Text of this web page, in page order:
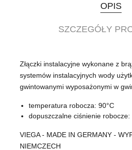
OPIS
SZCZEGÓŁY
Złączki instalacyjne wykonane z
systemów instalacyjnych wody
gwintowanymi wyposażonymi w
temperatura robocza: 90°C
dopuszczalne ciśnienie robocze:
VIEGA - MADE IN GERMANY -
NIEMCZECH